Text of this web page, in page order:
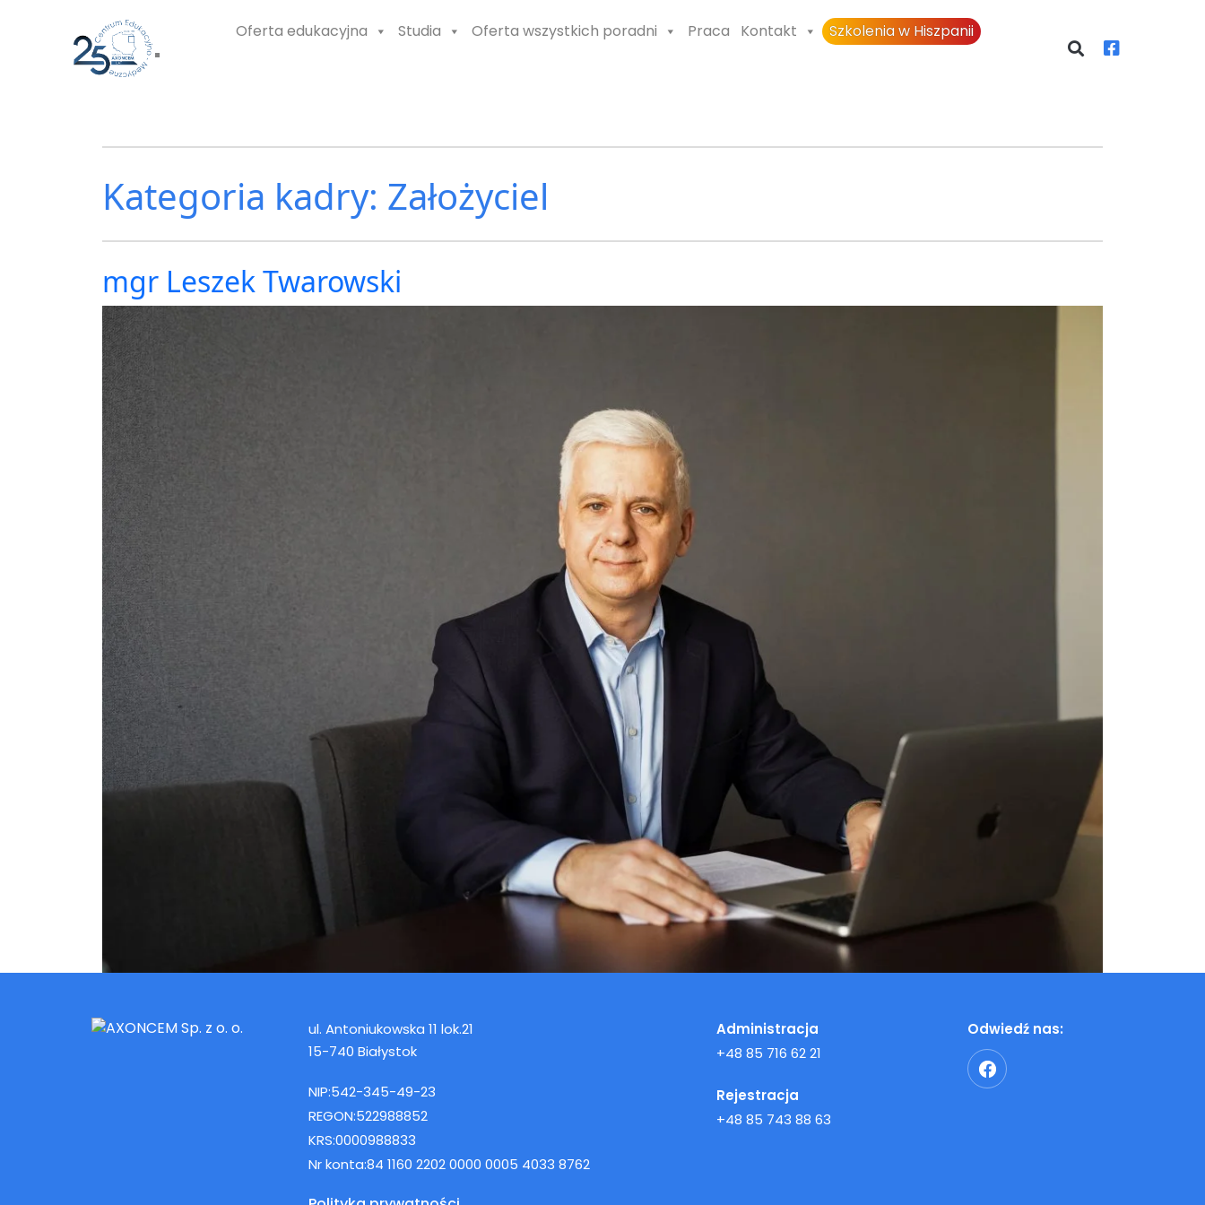
Oferta edukacyjna Studia Oferta wszystkich poradni Praca Kontakt Szkolenia w Hiszpanii
Kategoria kadry: Założyciel
mgr Leszek Twarowski
ul. Antoniukowska 11 lok.21
15-740 Białystok
NIP:542-345-49-23
REGON:522988852
KRS:0000988833
Nr konta:84 1160 2202 0000 0005 4033 8762
Administracja
+48 85 716 62 21
Rejestracja
+48 85 743 88 63
Odwiedź nas: